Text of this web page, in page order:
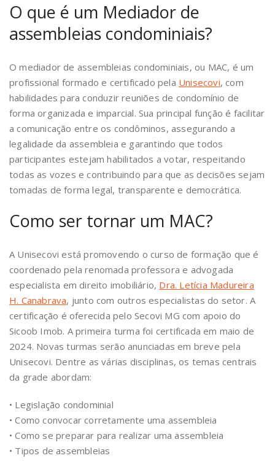
O que é um Mediador de
assembleias condominiais?
O mediador de assembleias condominiais, ou MAC, é um
profissional formado e certificado pela Unisecovi, com
habilidades para conduzir reuniões de condomínio de
forma organizada e imparcial. Sua principal função é facilitar
a comunicação entre os condôminos, assegurando a
legalidade da assembleia e garantindo que todos
participantes estejam habilitados a votar, respeitando
todas as vozes e contribuindo para que as decisões sejam
tomadas de forma legal, transparente e democrática.
Como ser tornar um MAC?
A Unisecovi está promovendo o curso de formação que é
coordenado pela renomada professora e advogada
especialista em direito imobiliário, Dra. Letícia Madureira
H. Canabrava, junto com outros especialistas do setor. A
certificação é oferecida pelo Secovi MG com apoio do
Sicoob Imob. A primeira turma foi certificada em maio de
2024. Novas turmas serão anunciadas em breve pela
Unisecovi. Dentre as várias disciplinas, os temas centrais
da grade abordam:
• Legislação condominial
• Como convocar corretamente uma assembleia
• Como se preparar para realizar uma assembleia
• Tipos de assembleias